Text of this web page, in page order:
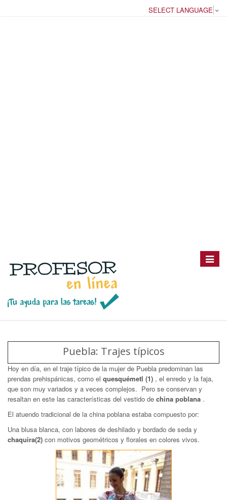
SELECT LANGUAGE
Toggle
Puebla: Trajes típicos
Hoy en día, en el traje típico de la mujer de Puebla predominan las
prendas prehispánicas, como el quesquémetl (1) , el enredo y la faja,
que son muy variados y a veces complejos. Pero se conservan y
resaltan en este las características del vestido de china poblana .
El atuendo tradicional de la china poblana estaba compuesto por:
Una blusa blanca, con labores de deshilado y bordado de seda y
chaquira(2) con motivos geométricos y florales en colores vivos.